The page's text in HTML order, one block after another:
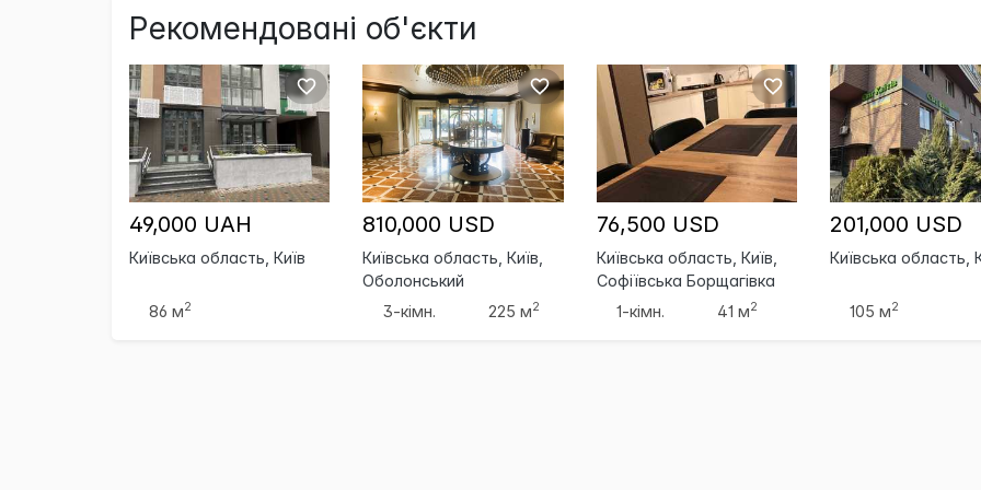
Рекомендовані об'єкти
49,000 UAH
Київська область, Київ
86 м2
810,000 USD
Київська область, Київ,
Оболонський
3-кімн.
225 м2
76,500 USD
Київська область, Київ,
Софіївська Борщагівка
1-кімн.
41 м2
201,000 USD
Київська область,
105 м2